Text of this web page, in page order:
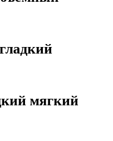
мягкий